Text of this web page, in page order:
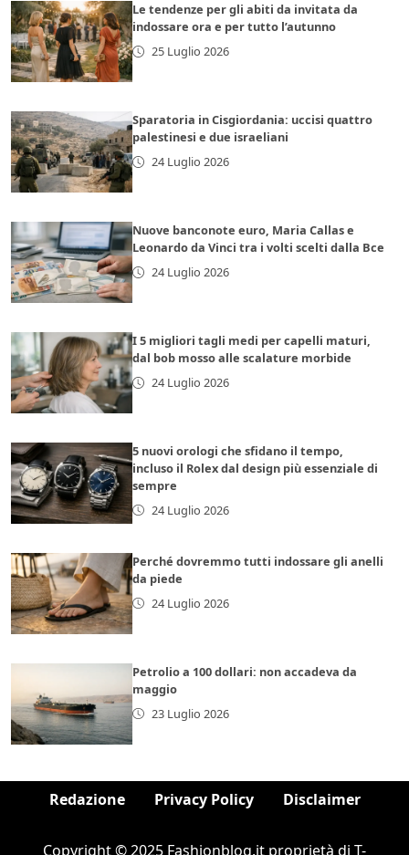
Le tendenze per gli abiti da invitata da
indossare ora e per tutto l’autunno
25 Luglio 2026
Sparatoria in Cisgiordania: uccisi quattro
palestinesi e due israeliani
24 Luglio 2026
Nuove banconote euro, Maria Callas e
Leonardo da Vinci tra i volti scelti dalla Bce
24 Luglio 2026
I 5 migliori tagli medi per capelli maturi,
dal bob mosso alle scalature morbide
24 Luglio 2026
5 nuovi orologi che sfidano il tempo,
incluso il Rolex dal design più essenziale di
sempre
24 Luglio 2026
Perché dovremmo tutti indossare gli anelli
da piede
24 Luglio 2026
Petrolio a 100 dollari: non accadeva da
maggio
23 Luglio 2026
Redazione Privacy Policy Disclaimer
Copyright © 2025 Fashionblog.it proprietà di T-